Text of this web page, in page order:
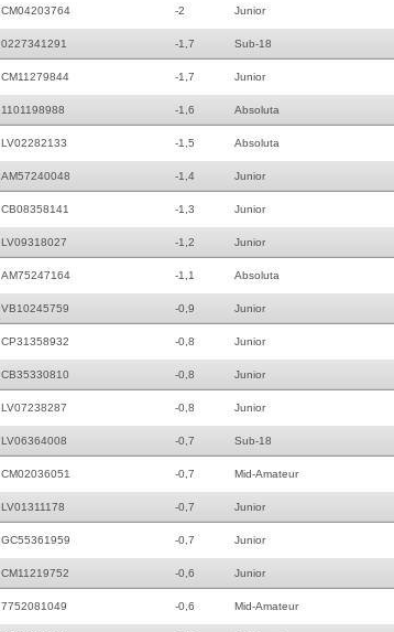
CM04203764 -2 Junior
0227341291 -1,7 Sub-18
CM11279844 -1,7 Junior
1101198988 -1,6 Absoluta
LV02282133 -1,5 Absoluta
AM57240048 -1,4 Junior
CB08358141 -1,3 Junior
LV09318027 -1,2 Junior
AM75247164 -1,1 Absoluta
VB10245759 -0,9 Junior
CP31358932 -0,8 Junior
CB35330810 -0,8 Junior
LV07238287 -0,8 Junior
LV06364008 -0,7 Sub-18
CM02036051 -0,7 Mid-Amateur
LV01311178 -0,7 Junior
GC55361959 -0,7 Junior
CM11219752 -0,6 Junior
7752081049 -0,6 Mid-Amateur